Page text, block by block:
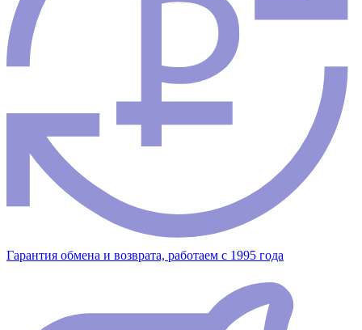
Гарантия обмена и возврата, работаем с 1995 года